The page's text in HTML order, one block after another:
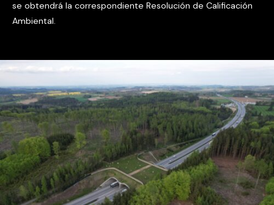
se obtendrá la correspondiente Resolución de Calificación
Ambiental.